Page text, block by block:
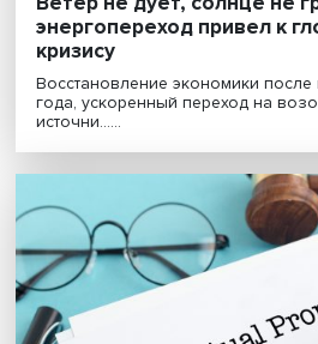
Хрущевки 2.0: почему
спрос на